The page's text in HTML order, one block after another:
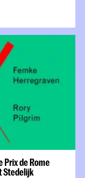
Prix de Rome
Stedelijk